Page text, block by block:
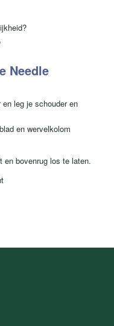
Needle
leg je schouder en
en wervelkolom
en bovenrug los te laten.